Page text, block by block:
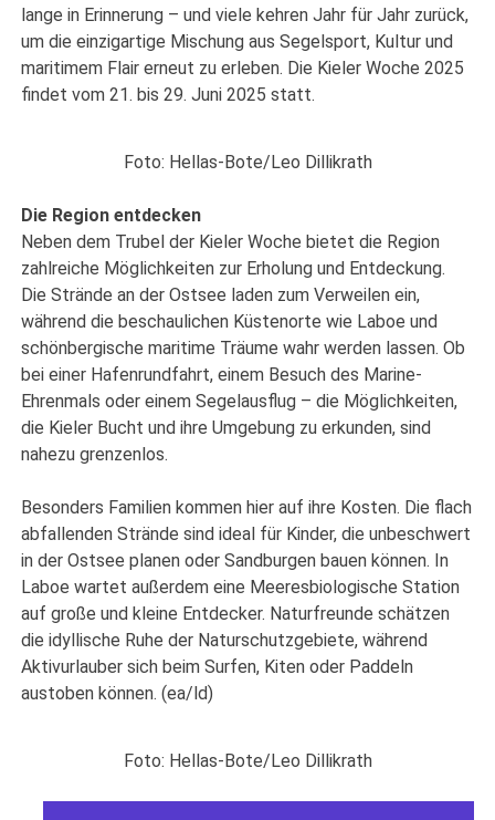
lange in Erinnerung – und viele kehren Jahr für Jahr zurück,
um die einzigartige Mischung aus Segelsport, Kultur und
maritimem Flair erneut zu erleben. Die Kieler Woche 2025
findet vom 21. bis 29. Juni 2025 statt.
Foto: Hellas-Bote/Leo Dillikrath
Die Region entdecken
Neben dem Trubel der Kieler Woche bietet die Region
zahlreiche Möglichkeiten zur Erholung und Entdeckung.
Die Strände an der Ostsee laden zum Verweilen ein,
während die beschaulichen Küstenorte wie Laboe und
schönbergische maritime Träume wahr werden lassen. Ob
bei einer Hafenrundfahrt, einem Besuch des Marine-
Ehrenmals oder einem Segelausflug – die Möglichkeiten,
die Kieler Bucht und ihre Umgebung zu erkunden, sind
nahezu grenzenlos.
Besonders Familien kommen hier auf ihre Kosten. Die flach
abfallenden Strände sind ideal für Kinder, die unbeschwert
in der Ostsee planen oder Sandburgen bauen können. In
Laboe wartet außerdem eine Meeresbiologische Station
auf große und kleine Entdecker. Naturfreunde schätzen
die idyllische Ruhe der Naturschutzgebiete, während
Aktivurlauber sich beim Surfen, Kiten oder Paddeln
austoben können. (ea/ld)
Foto: Hellas-Bote/Leo Dillikrath